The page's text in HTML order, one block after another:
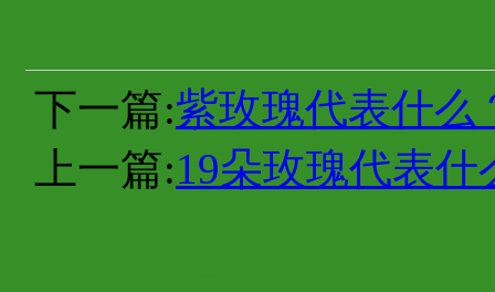
下一篇:紫玫瑰代表什么
上一篇:19朵玫瑰代表什